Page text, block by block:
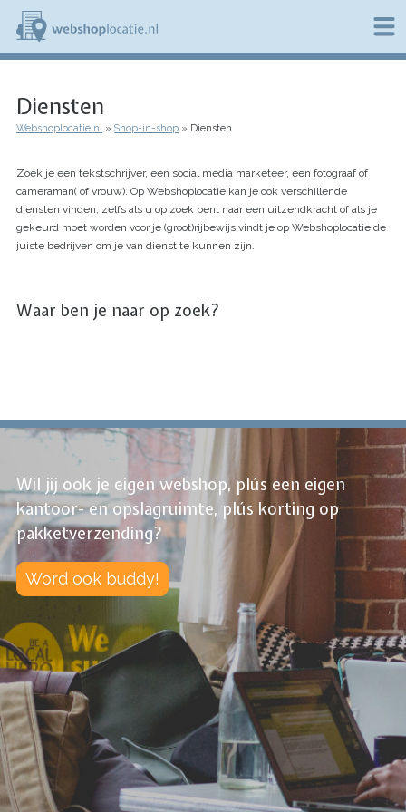
Overslaan
naar
de
b
s
h
l
o
c
a
t
n
Diensten
Kruimelpad
Webshoplocatie.nl Shop-in-shop Diensten
Zoek je een tekstschrijver, een social media marketeer, een fotograaf of
cameraman( of vrouw). Op Webshoplocatie kan je ook verschillende
diensten vinden, zelfs als u op zoek bent naar een uitzendkracht of als je
gekeurd moet worden voor je (groot)rijbewijs vindt je op Webshoplocatie de
juiste bedrijven om je van dienst te kunnen zijn.
Waar ben je naar op zoek?
Wil jij ook je eigen webshop, plús een eigen
kantoor- en opslagruimte, plús korting op
pakketverzending?
Word ook buddy!